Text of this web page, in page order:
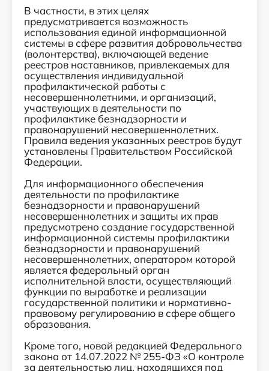
В частности, в этих целях
предусматривается возможность
использования единой информационной
системы в сфере развития добровольчества
(волонтерства), включающей ведение
реестров наставников, привлекаемых для
осуществления индивидуальной
профилактической работы с
несовершеннолетними, и организаций,
участвующих в деятельности по
профилактике безнадзорности и
правонарушений несовершеннолетних.
Правила ведения указанных реестров будут
установлены Правительством Российской
Федерации.
Для информационного обеспечения
деятельности по профилактике
безнадзорности и правонарушений
несовершеннолетних и защиты их прав
предусмотрено создание государственной
информационной системы профилактики
безнадзорности и правонарушений
несовершеннолетних, оператором которой
является федеральный орган
исполнительной власти, осуществляющий
функции по выработке и реализации
государственной политики и нормативно-
правовому регулированию в сфере общего
образования.
Кроме того, новой редакцией Федерального
закона от 14.07.2022 № 255-ФЗ «О контроле
за деятельностью лиц, находящихся под